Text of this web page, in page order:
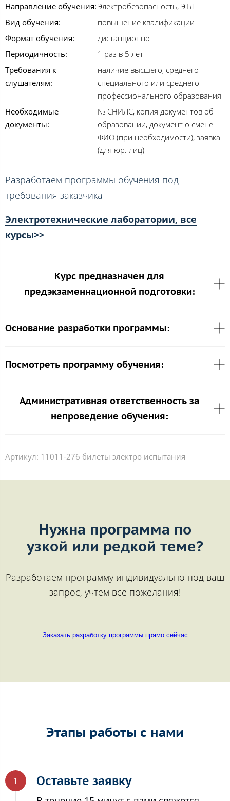
Направление обучения:Электробезопасность, ЭТЛ
Вид обучения:
повышение квалификации
Формат обучения:
дистанционно
Периодичность:
1 раз в 5 лет
Требования к
слушателям:
наличие высшего, среднего
специального или среднего
профессионального образования
Необходимые
документы:
№ СНИЛС, копия документов об
образовании, документ о смене
ФИО (при необходимости), заявка
(для юр. лиц)
Разработаем программы обучения под
требования заказчика
Электротехнические лаборатории, все
курсы>>
Курс предназначен для
предэкзаменнационной подготовки:
Основание разработки программы:
Посмотреть программу обучения:
Административная ответственность за
непроведение обучения:
Артикул: 11011-276 билеты электро испытания
Нужна программа по
узкой или редкой теме?
Разработаем программу индивидуально под ваш
запрос, учтем все пожелания!
Заказать разработку программы прямо сейчас
Этапы работы с нами
Оставьте заявку